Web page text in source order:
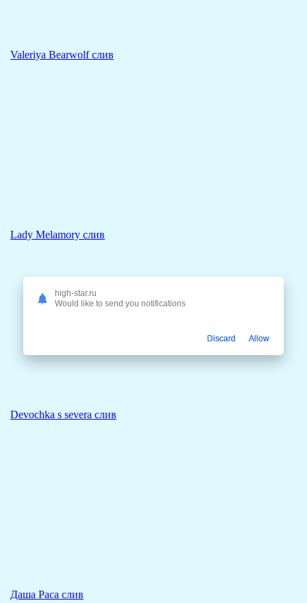
Valeriya Bearwolf слив
Lady Melamory слив
Devochka s severa слив
Даша Раса слив
high-star.ru
Would like to send you notifications
Discard Allow